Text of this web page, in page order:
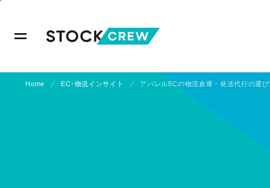
Home EC･物流インサイト アパレルECの物流倉庫・発送代行の選